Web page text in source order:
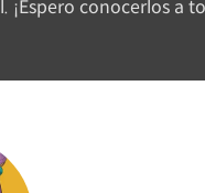
¡Espero conocerlos a